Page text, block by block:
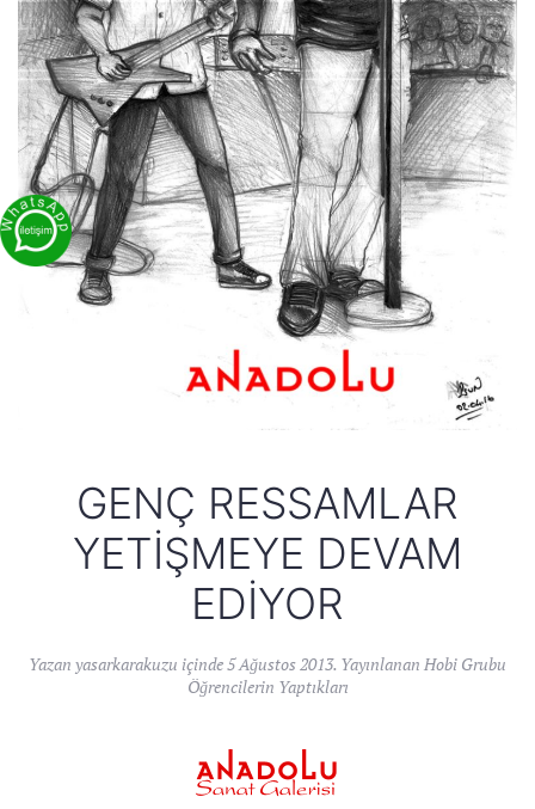
GENÇ RESSAMLAR
YETIŞMEYE DEVAM
EDIYOR
Yazan yasarkarakuzu içinde5 Ağustos 2013. Yayınlanan Hobi Grubu
Öğrencilerin Yaptıkları